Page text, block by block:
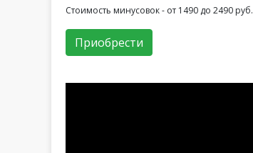
Стоимость минусовок - от 1490 до 2490 руб.
Приобрести